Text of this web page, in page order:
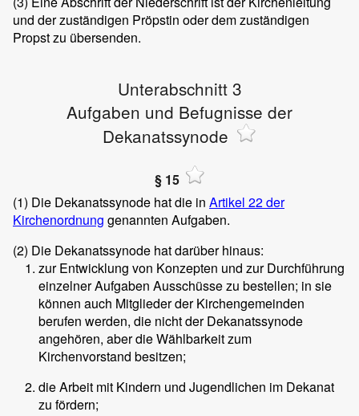
und der zuständigen Pröpstin oder dem zuständigen
Propst zu übersenden.
Unterabschnitt 3
Aufgaben und Befugnisse der
Dekanatssynode
§ 15
(1) Die Dekanatssynode hat die in Artikel 22 der
Kirchenordnung genannten Aufgaben.
(2) Die Dekanatssynode hat darüber hinaus:
zur Entwicklung von Konzepten und zur Durchführung
einzelner Aufgaben Ausschüsse zu bestellen; in sie
können auch Mitglieder der Kirchengemeinden
berufen werden, die nicht der Dekanatssynode
angehören, aber die Wählbarkeit zum
Kirchenvorstand besitzen;
die Arbeit mit Kindern und Jugendlichen im Dekanat
zu fördern;